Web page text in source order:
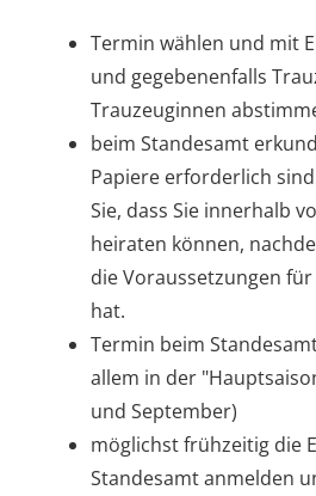
Termin wählen und mit
und gegebenenfalls
Trauzeuginnen
beim Standesamt
Papiere erforderlich
Sie, dass Sie innerhalb
heiraten können,
die Voraussetzungen
hat.
Termin beim
allem in der
und September)
möglichst frühzeitig die
Standesamt anmelden